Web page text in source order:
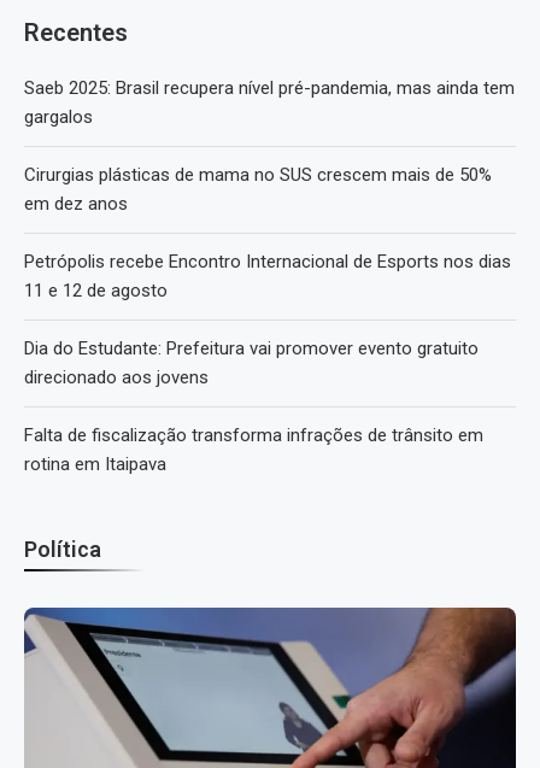
Recentes
Saeb 2025: Brasil recupera nível pré-pandemia, mas ainda tem
gargalos
Cirurgias plásticas de mama no SUS crescem mais de 50%
em dez anos
Petrópolis recebe Encontro Internacional de Esports nos dias
11 e 12 de agosto
Dia do Estudante: Prefeitura vai promover evento gratuito
direcionado aos jovens
Falta de fiscalização transforma infrações de trânsito em
rotina em Itaipava
Política